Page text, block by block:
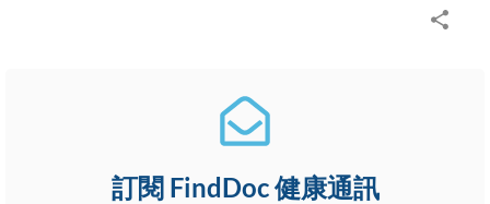
訂閱 FindDoc 健康通訊